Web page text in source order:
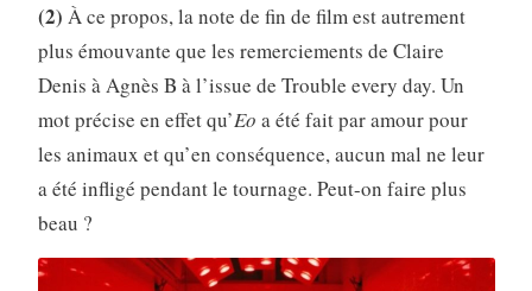
(2) À ce propos, la note de fin de film est autrement
plus émouvante que les remerciements de Claire
Denis à Agnès B à l’issue de Trouble every day. Un
mot précise en effet qu’Eo a été fait par amour pour
les animaux et qu’en conséquence, aucun mal ne leur
a été infligé pendant le tournage. Peut-on faire plus
beau ?